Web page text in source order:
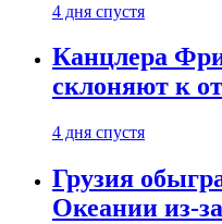
4 дня спустя
Канцлера
склоняют к
4 дня спустя
Грузия
Океании из-